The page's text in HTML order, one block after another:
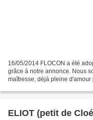
16/05/2014 FLOCON a été
grâce à notre annonce. Nous
maîtresse, déjà pleine
ELIOT (petit de